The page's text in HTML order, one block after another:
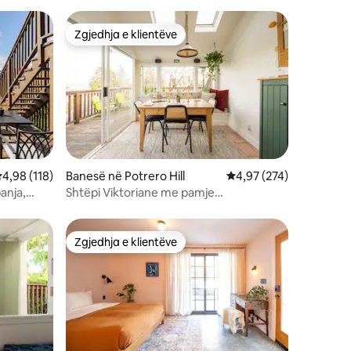
mesatar 4,98 nga 5, 118 vlerësime
4,98 (118)
Zgjedhja e klientëve
Zgjedhja e klientëve
Banesë në Potrero Hill Vlerësimi mesatar
4,97 (274)
Shtëpi Viktoriane me pamje
Zgjedhja e klientëve
Zgjedhja e klientëve